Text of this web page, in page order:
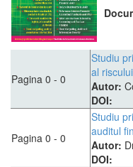
Pagina 0 - 0
Studiu
al
Autor:
DOI:
Pagina 0 - 0
Studiu
auditul
Autor:
DOI: